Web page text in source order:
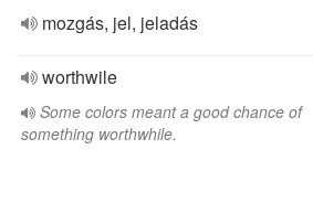
mozgás, jel, jeladás
worthwile
Some colors meant a good chance of
something worthwhile.